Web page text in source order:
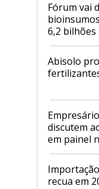
Fórum vai
6,2
Abisolo
discutem
em painel
Andav
recua em